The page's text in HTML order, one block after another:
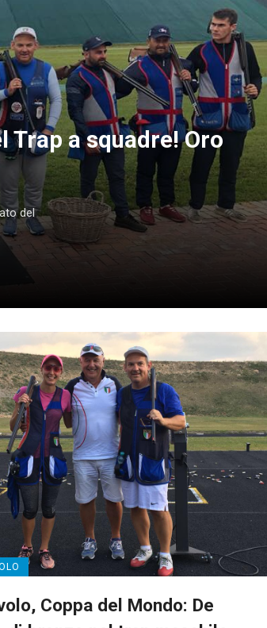
Trap a squadre! Oro
del
Coppa del Mondo: De